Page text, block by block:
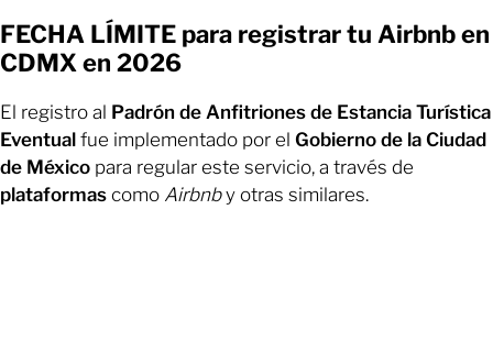
FECHA LÍMITE para registrar tu Airbnb en
CDMX en 2026
El registro al Padrón de Anfitriones de Estancia Turística
Eventual fue implementado por el Gobierno de la Ciudad
de México para regular este servicio, a través de
plataformas como Airbnby otras similares.